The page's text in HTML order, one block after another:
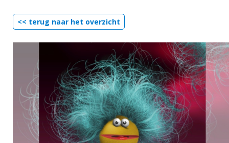
<< terug naar het overzicht